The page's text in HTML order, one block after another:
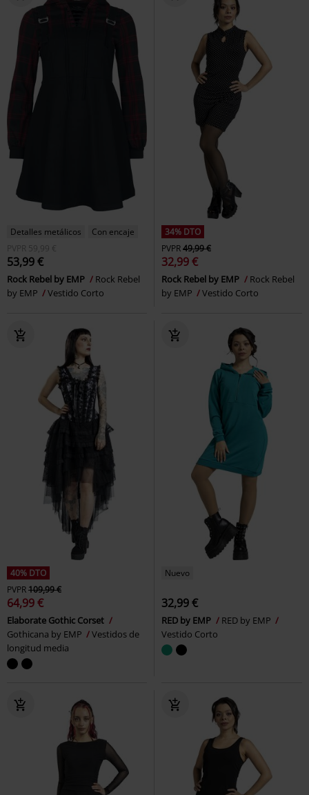
Detalles metálicos
Con encaje
PVPR
59,99 €
53,99 €
Rock Rebel by EMP
Rock Rebel
by EMP
Vestido Corto
34% DTO
PVPR49,99 €
32,99 €
Rock Rebel by EMP
Rock Rebel
by EMP
Vestido Corto
40% DTO
PVPR109,99 €
64,99 €
Elaborate Gothic Corset
Gothicana by EMP
Vestidos de
longitud media
Nuevo
32,99 €
RED by EMP
RED by EMP
Vestido Corto